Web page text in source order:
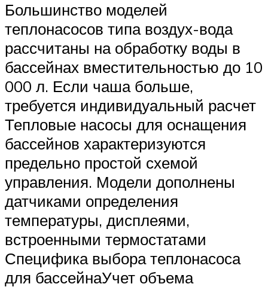
Большинство моделей
теплонасосов типа воздух-вода
рассчитаны на обработку воды в
бассейнах вместительностью до 10
000 л. Если чаша больше,
требуется индивидуальный расчет
Тепловые насосы для оснащения
бассейнов характеризуются
предельно простой схемой
управления. Модели дополнены
датчиками определения
температуры, дисплеями,
встроенными термостатами
Специфика выбора теплонасоса
для бассейнаУчет объема